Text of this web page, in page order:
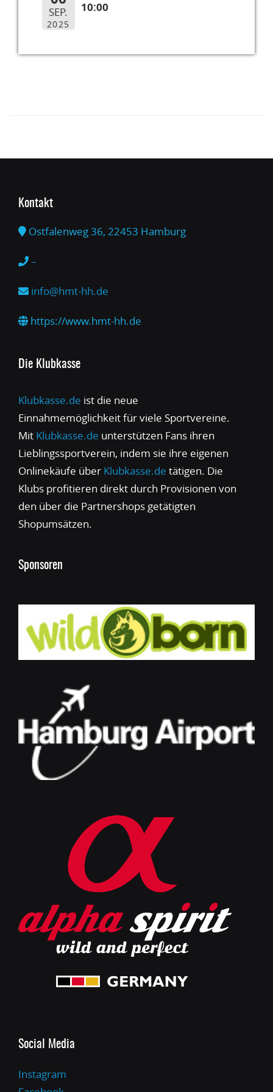
SEP.
2025
10:00
Kontakt
Ostfalenweg 36, 22453 Hamburg
–
info@hmt-hh.de
https://www.hmt-hh.de
Die Klubkasse
Klubkasse.de ist die neue
Einnahmemöglichkeit für viele Sportvereine.
Mit Klubkasse.de unterstützen Fans ihren
Lieblingssportverein, indem sie ihre eigenen
Onlinekäufe über Klubkasse.de tätigen. Die
Klubs profitieren direkt durch Provisionen von
den über die Partnershops getätigten
Shopumsätzen.
Sponsoren
Social Media
Instagram